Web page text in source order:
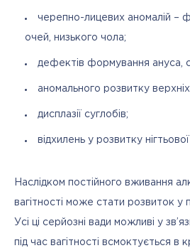
черепно-лицевих аномалій –
очей, низького чола;
дефектів формування ануса,
аномального розвитку верхніх
дисплазії суглобів;
відхилень у розвитку
Наслідком постійного вживання
вагітності може стати розвиток у
Усі ці серйозні вади можливі у
під час вагітності всмоктується